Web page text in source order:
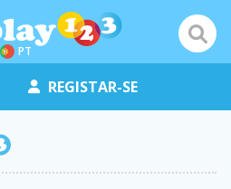
PT
REGISTAR-SE